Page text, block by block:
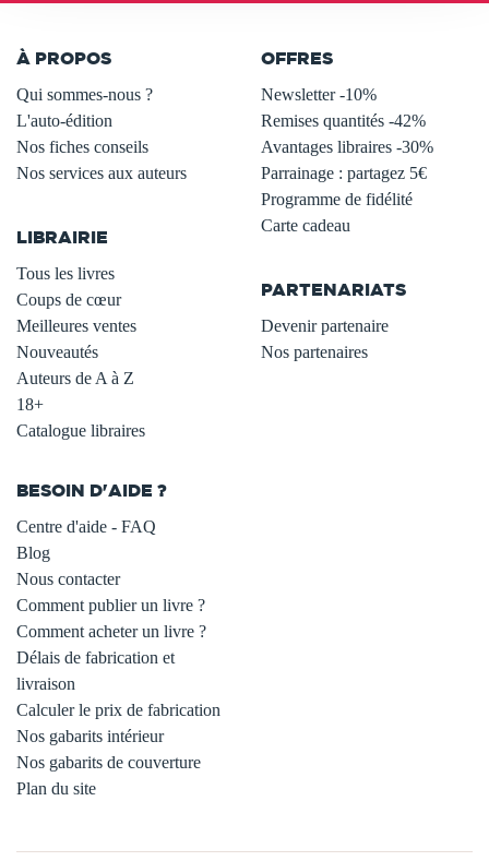
À PROPOS
Qui sommes-nous ?
L'auto-édition
Nos fiches conseils
Nos services aux auteurs
LIBRAIRIE
Tous les livres
Coups de cœur
Meilleures ventes
Nouveautés
Auteurs de A à Z
18+
Catalogue libraires
OFFRES
Newsletter -10%
Remises quantités -42%
Avantages libraires -30%
Parrainage : partagez 5€
Programme de fidélité
Carte cadeau
PARTENARIATS
Devenir partenaire
Nos partenaires
BESOIN D'AIDE ?
Centre d'aide - FAQ
Blog
Nous contacter
Comment publier un livre ?
Comment acheter un livre ?
Délais de fabrication et
livraison
Calculer le prix de fabrication
Nos gabarits intérieur
Nos gabarits de couverture
Plan du site